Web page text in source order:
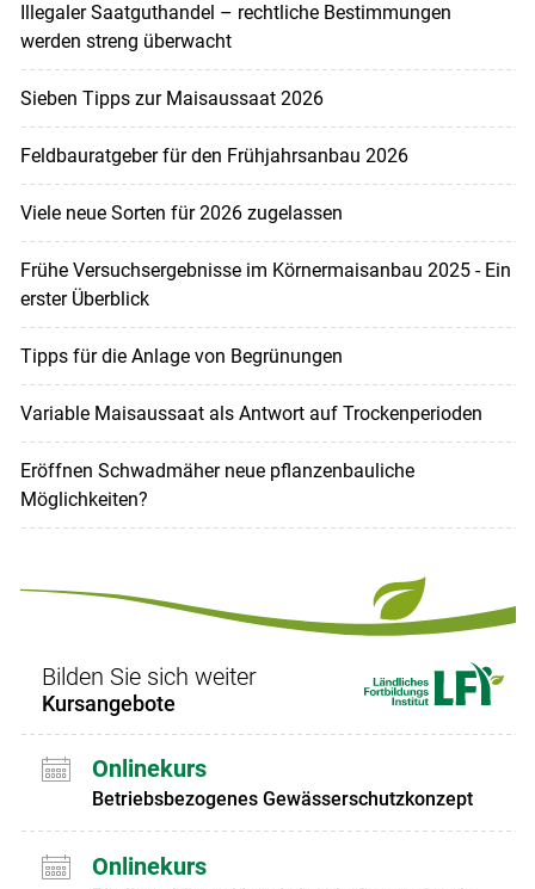
Illegaler Saatguthandel – rechtliche Bestimmungen
werden streng überwacht
Sieben Tipps zur Maisaussaat 2026
Feldbauratgeber für den Frühjahrsanbau 2026
Viele neue Sorten für 2026 zugelassen
Frühe Versuchsergebnisse im Körnermaisanbau 2025 - Ein
erster Überblick
Tipps für die Anlage von Begrünungen
Variable Maisaussaat als Antwort auf Trockenperioden
Eröffnen Schwadmäher neue pflanzenbauliche
Möglichkeiten?
Bilden Sie sich weiter
Kursangebote
Onlinekurs
Betriebsbezogenes Gewässerschutzkonzept
Onlinekurs